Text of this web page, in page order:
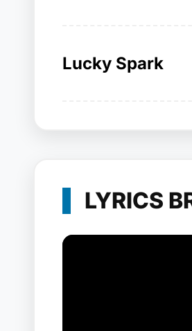
Lucky Spark
LYRICS